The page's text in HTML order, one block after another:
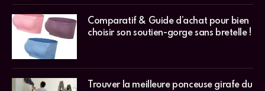
Comparatif & Guide d’achat pour bien
choisir son soutien-gorge sans bretelle !
Trouver la meilleure ponceuse girafe du